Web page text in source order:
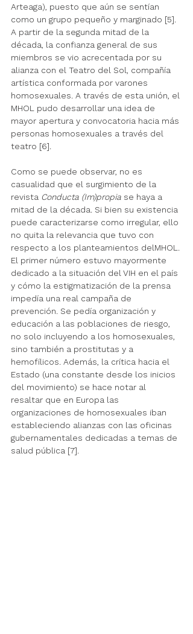
Arteaga), puesto que aún se sentían
como un grupo pequeño y marginado [5].
A partir de la segunda mitad de la
década, la confianza general de sus
miembros se vio acrecentada por su
alianza con el Teatro del Sol, compañía
artística conformada por varones
homosexuales. A través de esta unión, el
MHOL pudo desarrollar una idea de
mayor apertura y convocatoria hacia más
personas homosexuales a través del
teatro [6].
Como se puede observar, no es
casualidad que el surgimiento de la
revista Conducta (Im)propia se haya a
mitad de la década. Si bien su existencia
puede caracterizarse como irregular, ello
no quita la relevancia que tuvo con
respecto a los planteamientos delMHOL.
El primer número estuvo mayormente
dedicado a la situación del VIH en el país
y cómo la estigmatización de la prensa
impedía una real campaña de
prevención. Se pedía organización y
educación a las poblaciones de riesgo,
no solo incluyendo a los homosexuales,
sino también a prostitutas y a
hemofílicos. Además, la crítica hacia el
Estado (una constante desde los inicios
del movimiento) se hace notar al
resaltar que en Europa las
organizaciones de homosexuales iban
estableciendo alianzas con las oficinas
gubernamentales dedicadas a temas de
salud pública [7].